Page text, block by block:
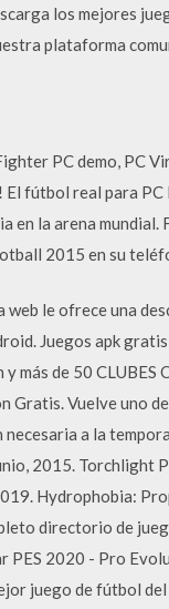
los mejores
plataforma
PC demo, PC
fútbol real para
la arena mundial.
2015 en su
le ofrece una
Juegos apk
más de 50
Vuelve uno
a la
2015. Torchlight
Hydrophobia:
directorio de
2020 - Pro
juego de fútbol